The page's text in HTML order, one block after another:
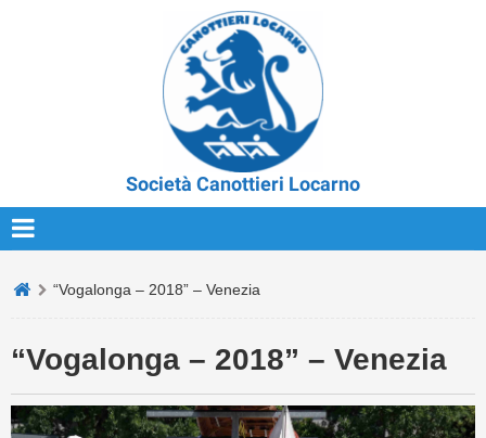
Società Canottieri Locarno
“Vogalonga – 2018” – Venezia
“Vogalonga – 2018” – Venezia